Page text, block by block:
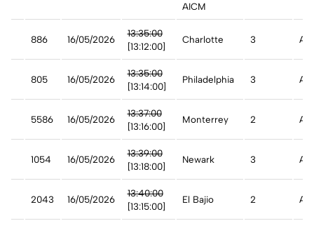
AICM
886 16/05/2026
13:35:00
[13:12:00]
Charlotte 3
805 16/05/2026
13:35:00
[13:14:00]
Philadelphia 3
5586 16/05/2026
13:37:00
[13:16:00]
Monterrey 2
1054 16/05/2026
13:39:00
[13:18:00]
Newark 3
2043 16/05/2026
13:40:00
[13:15:00]
El Bajio 2